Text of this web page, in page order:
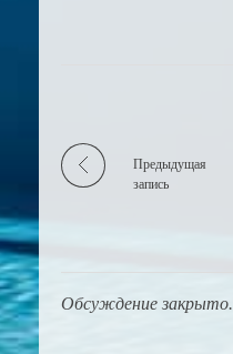
Предыдущая
запись
Обсуждение закрыто.